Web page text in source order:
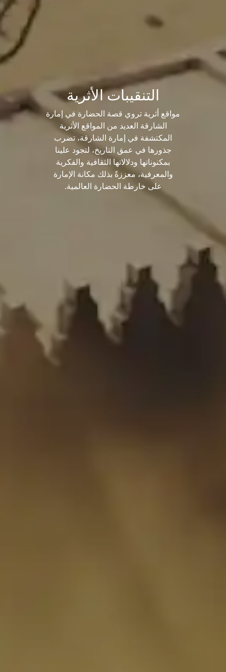
التنقيبات الأثرية
مواقع أثرية تروي قصة الحضارة في إمارة
الشارقة العديد من المواقع الأثرية
المكتشفة في إمارة الشارقة، تضرب
جذورها في عمق التاريخ، لتجود علينا
بمكنوناتها ودلالاتها الثقافية والفكرية
والمعرفية، معززةً بذلك مكانة الإمارة
على خارطة الحضارة العالمية.